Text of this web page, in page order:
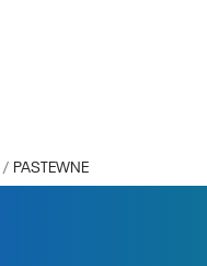
PASTEWNE